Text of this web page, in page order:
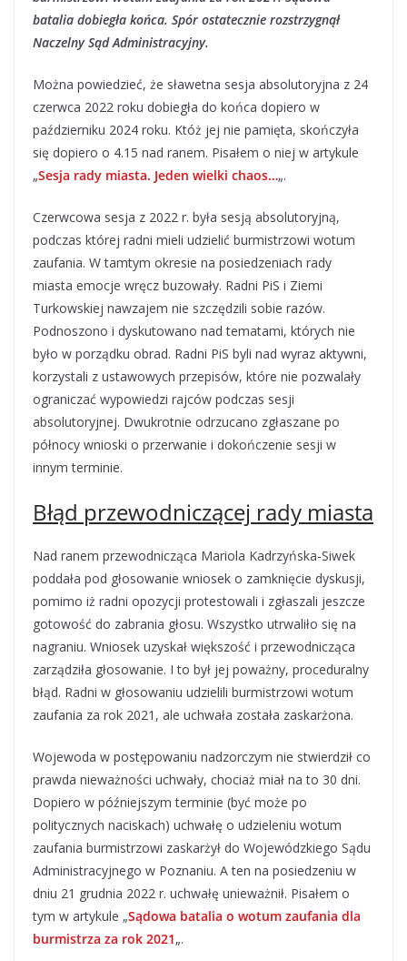
batalia dobiegła końca. Spór ostatecznie rozstrzygnął
Naczelny Sąd Administracyjny.
Można powiedzieć, że sławetna sesja absolutoryjna z 24
czerwca 2022 roku dobiegła do końca dopiero w
październiku 2024 roku. Któż jej nie pamięta, skończyła
się dopiero o 4.15 nad ranem. Pisałem o niej w artykule
„Sesja rady miasta. Jeden wielki chaos…„.
Czerwcowa sesja z 2022 r. była sesją absolutoryjną,
podczas której radni mieli udzielić burmistrzowi wotum
zaufania. W tamtym okresie na posiedzeniach rady
miasta emocje wręcz buzowały. Radni PiS i Ziemi
Turkowskiej nawzajem nie szczędzili sobie razów.
Podnoszono i dyskutowano nad tematami, których nie
było w porządku obrad. Radni PiS byli nad wyraz aktywni,
korzystali z ustawowych przepisów, które nie pozwalały
ograniczać wypowiedzi rajców podczas sesji
absolutoryjnej. Dwukrotnie odrzucano zgłaszane po
północy wnioski o przerwanie i dokończenie sesji w
innym terminie.
Błąd przewodniczącej rady miasta
Nad ranem przewodnicząca Mariola Kadrzyńska-Siwek
poddała pod głosowanie wniosek o zamknięcie dyskusji,
pomimo iż radni opozycji protestowali i zgłaszali jeszcze
gotowość do zabrania głosu. Wszystko utrwaliło się na
nagraniu. Wniosek uzyskał większość i przewodnicząca
zarządziła głosowanie. I to był jej poważny, proceduralny
błąd. Radni w głosowaniu udzielili burmistrzowi wotum
zaufania za rok 2021, ale uchwała została zaskarżona.
Wojewoda w postępowaniu nadzorczym nie stwierdził co
prawda nieważności uchwały, chociaż miał na to 30 dni.
Dopiero w późniejszym terminie (być może po
politycznych naciskach) uchwałę o udzieleniu wotum
zaufania burmistrzowi zaskarżył do Wojewódzkiego Sądu
Administracyjnego w Poznaniu. A ten na posiedzeniu w
dniu 21 grudnia 2022 r. uchwałę unieważnił. Pisałem o
tym w artykule „Sądowa batalia o wotum zaufania dla
burmistrza za rok 2021„.